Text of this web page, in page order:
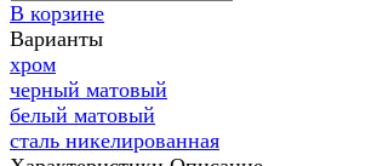
В корзине
Варианты
хром
черный матовый
белый матовый
сталь никелированная